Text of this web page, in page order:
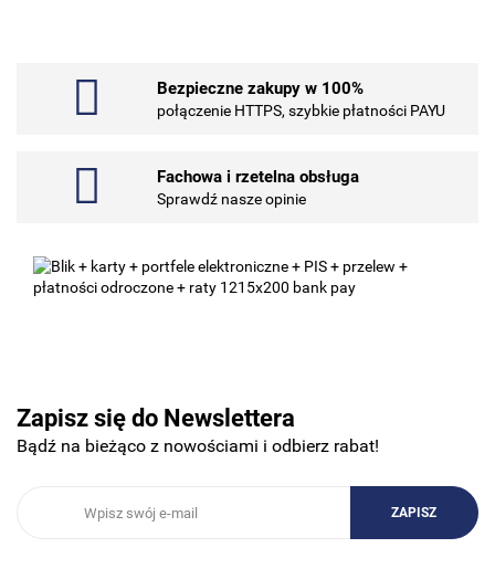
101 INC
Bezpieczne zakupy w 100%
połączenie HTTPS, szybkie płatności PAYU
Fachowa i rzetelna obsługa
Sprawdź nasze opinie
Zapisz się do Newslettera
Bądź na bieżąco z nowościami i odbierz rabat!